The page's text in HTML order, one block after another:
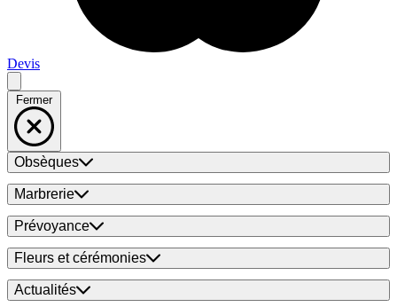
Devis
Fermer
Obsèques
Marbrerie
Prévoyance
Fleurs et cérémonies
Actualités